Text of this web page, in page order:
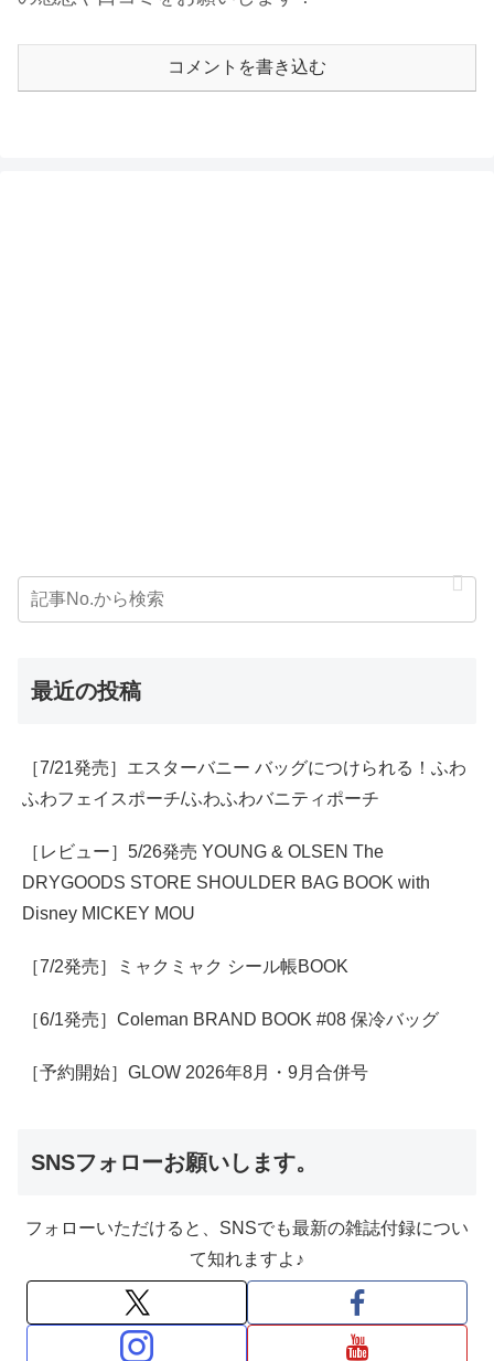
コメントを書き込む
最近の投稿
［7/21発売］エスターバニー バッグにつけられる！ふわ
ふわフェイスポーチ/ふわふわバニティポーチ
［レビュー］5/26発売 YOUNG & OLSEN The
DRYGOODS STORE SHOULDER BAG BOOK with
Disney MICKEY MOU
［7/2発売］ミャクミャク シール帳BOOK
［6/1発売］Coleman BRAND BOOK #08 保冷バッグ
［予約開始］GLOW 2026年8月・9月合併号
SNSフォローお願いします。
フォローいただけると、SNSでも最新の雑誌付録につい
て知れますよ♪